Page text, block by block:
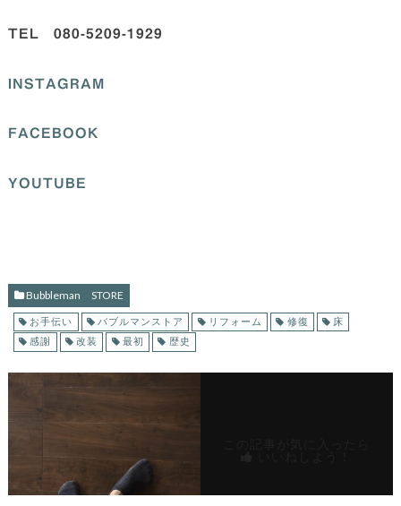
TEL 080-5209-1929
INSTAGRAM
FACEBOOK
YOUTUBE
Bubbleman STORE
お手伝い バブルマンストア リフォーム 修復
床
感謝
改装 最初 歴史